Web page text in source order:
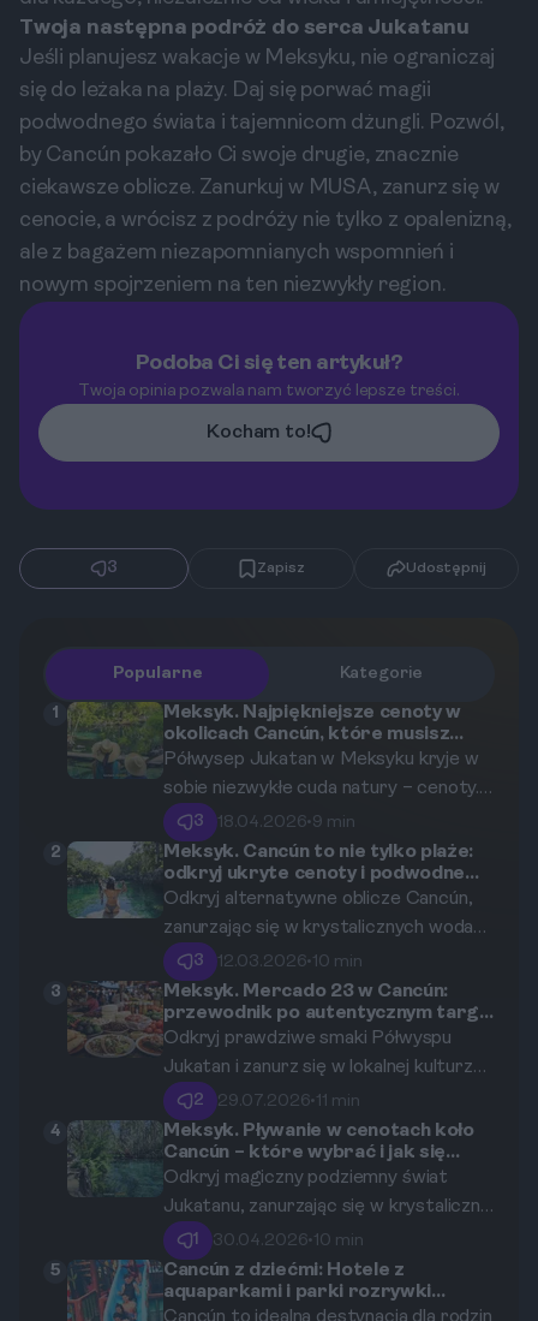
Twoja następna podróż do serca Jukatanu
Jeśli planujesz wakacje w Meksyku, nie ograniczaj
się do leżaka na plaży. Daj się porwać magii
podwodnego świata i tajemnicom dżungli. Pozwól,
by Cancún pokazało Ci swoje drugie, znacznie
ciekawsze oblicze. Zanurkuj w MUSA, zanurz się w
cenocie, a wrócisz z podróży nie tylko z opalenizną,
ale z bagażem niezapomnianych wspomnień i
nowym spojrzeniem na ten niezwykły region.
Podoba Ci się ten artykuł?
Twoja opinia pozwala nam tworzyć lepsze treści.
Kocham to!
3 Zapisz Udostępnij
Popularne Kategorie
1
Meksyk. Najpiękniejsze cenoty w
okolicach Cancún, które musisz
zobaczyć.
Półwysep Jukatan w Meksyku kryje w
sobie niezwykłe cuda natury – cenoty.
Te magiczne, naturalne studnie
krasowe, wypełnione krystalicznie
czystą wodą, to absolutny obowiązek
na liście każdego podróżnika. W tym
przewodniku odkryjemy zarówno te
najsłynniejsze, jak i ukryte perły w
okolicach Cancún, Tulum i Valladolid,
podając praktyczne wskazówki, które
ułatwią Ci zaplanowanie niezapomnianej
przygody.
3 18.04.2026•9 min
2
Meksyk. Cancún to nie tylko plaże:
odkryj ukryte cenoty i podwodne
muzeum MUSA.
Odkryj alternatywne oblicze Cancún,
zanurzając się w krystalicznych wodach
świętych cenotów Majów i eksplorując
niezwykłe, podwodne galerie sztuki
Muzeum MUSA. Ten przewodnik
zabierze Cię w podróż poza utarte
szlaki, ukazując skarby, które czekają
pod powierzchnią turkusowego morza i
w głębi jukatańskiej dżungli.
3 12.03.2026•10 min
3
Meksyk. Mercado 23 w Cancún:
przewodnik po autentycznym targu
i regionalnych produktach
spożywczych
Odkryj prawdziwe smaki Półwyspu
Jukatan i zanurz się w lokalnej kulturze,
odwiedzając najstarszy rynek w
Cancún, gdzie tradycja spotyka się z
codziennym życiem mieszkańców.
2 29.07.2026•11 min
4
Meksyk. Pływanie w cenotach koło
Cancún – które wybrać i jak się
przygotować?
Odkryj magiczny podziemny świat
Jukatanu, zanurzając się w krystalicznie
czystych wodach cenot. Ten
kompleksowy przewodnik pomoże Ci
wybrać najlepsze naturalne baseny w
1 30.04.2026•10 min
5
Cancún z dziećmi: Hotele z
aquaparkami i parki rozrywki
Xcaret i Xel-Há